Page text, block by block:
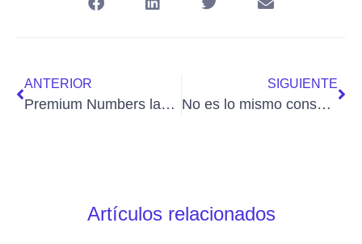
ANTERIOR
Premium Numbers lanza su nueva Web
SIGUIENTE
No es lo mismo consumir que gastar
Artículos relacionados